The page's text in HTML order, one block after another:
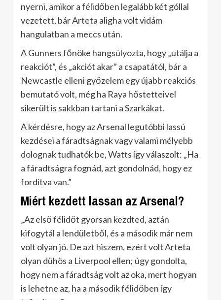
nyerni, amikor a félidőben legalább két góllal
vezetett, bár Arteta aligha volt vidám
hangulatban a meccs után.
A Gunners főnöke hangsúlyozta, hogy „utálja a
reakciót”, és „akciót akar” a csapatától, bár a
Newcastle elleni győzelem egy újabb reakciós
bemutató volt, még ha Raya hőstetteivel
sikerült is sakkban tartani a Szarkákat.
A kérdésre, hogy az Arsenal legutóbbi lassú
kezdései a fáradtságnak vagy valami mélyebb
dolognak tudhatók be, Watts így válaszolt: „Ha
a fáradtságra fognád, azt gondolnád, hogy ez
fordítva van.”
Miért kezdett lassan az Arsenal?
„Az első félidőt gyorsan kezdted, aztán
kifogytál a lendületből, és a második már nem
volt olyan jó. De azt hiszem, ezért volt Arteta
olyan dühös a Liverpool ellen; úgy gondolta,
hogy nem a fáradtság volt az oka, mert hogyan
is lehetne az, ha a második félidőben így